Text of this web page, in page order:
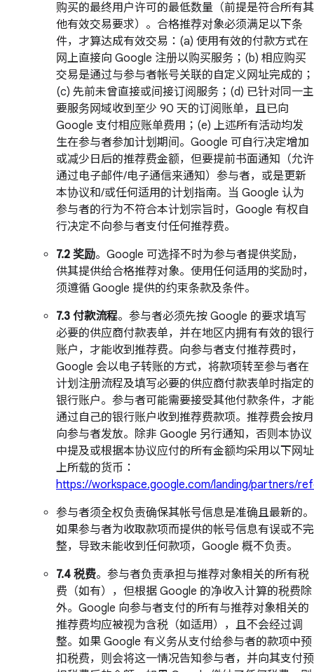
购买的最终用户许可的最低数量（前提是符合所有其
他有效交易要求）。合格推荐对象必须满足以下条
件，才算达成有效交易：(a) 使用有效的付款方式在
网上直接向 Google 注册以购买服务；(b) 相应购买
交易是通过与参与者帐号关联的自定义网址完成的；
(c) 先前未曾直接或间接订阅服务；(d) 已针对同一主
要服务网域收到至少 90 天的订阅账单，且已向
Google 支付相应账单费用；(e) 上述所有活动均发
生在参与者参加计划期间。Google 可自行决定增加
或减少日后的推荐费金额，但要提前书面通知（允许
通过电子邮件/电子通信来通知）参与者，或是更新
本协议和/或任何适用的计划指南。当 Google 认为
参与者的行为不符合本计划宗旨时，Google 有权自
行决定不向参与者支付任何推荐费。
7.2 奖励。Google 可选择不时为参与者提供奖励，
供其提供给合格推荐对象。使用任何适用的奖励时，
须遵循 Google 提供的约束条款及条件。
7.3 付款流程。参与者必须先按 Google 的要求填写
必要的供应商付款表单，并在地区内拥有有效的银行
账户，才能收到推荐费。向参与者支付推荐费时，
Google 会以电子转账的方式，将款项转至参与者在
计划注册流程及填写必要的供应商付款表单时指定的
银行账户。参与者可能需要接受其他付款条件，才能
通过自己的银行账户收到推荐费款项。推荐费会按月
向参与者发放。除非 Google 另行通知，否则本协议
中提及或根据本协议应付的所有金额均采用以下网址
上所载的货币：
https://workspace.google.com/landing/partners/
参与者须全权负责确保其帐号信息是准确且最新的。
如果参与者为收取款项而提供的帐号信息有误或不完
整，导致未能收到任何款项，Google 概不负责。
7.4 税费。参与者负责承担与推荐对象相关的所有税
费（如有），但根据 Google 的净收入计算的税费除
外。Google 向参与者支付的所有与推荐对象相关的
推荐费均应被视为含税（如适用），且不会经过调
整。如果 Google 有义务从支付给参与者的款项中预
扣税费，则会将这一情况告知参与者，并向其支付预